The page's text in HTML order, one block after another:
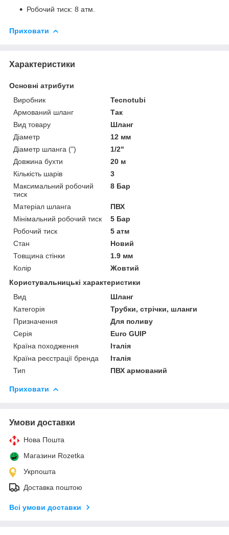
Робочий тиск: 8 атм.
Приховати
Характеристики
Основні атрибути
Виробник
Tecnotubi
Армований шланг
Так
Вид товару
Шланг
Діаметр
12 мм
Діаметр шланга (")
1/2"
Довжина бухти
20 м
Кількість шарів
3
Максимальний робочий
тиск
8 Бар
Матеріал шланга
ПВХ
Мінімальний робочий тиск
5 Бар
Робочий тиск
5 атм
Стан
Новий
Товщина стінки
1.9 мм
Колір
Жовтий
Користувальницькі характеристики
Вид
Шланг
Категорія
Трубки, стрічки, шланги
Призначення
Для поливу
Серія
Euro GUIP
Країна походження
Італія
Країна реєстрації бренда
Італія
Тип
ПВХ армований
Приховати
Умови доставки
Нова Пошта
Магазини Rozetka
Укрпошта
Доставка поштою
Всі умови доставки